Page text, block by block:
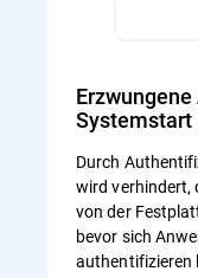
Systemstart
Durch
wird verhindert,
von der
bevor sich
authentifizieren